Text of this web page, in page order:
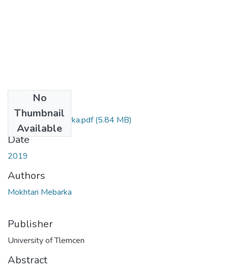
No
Thumbnail
Available
MOKHTARI_mbarka.pdf(5.84 MB)
Date
2019
Authors
Mokhtari Mebarka
Publisher
University of Tlemcen
Abstract